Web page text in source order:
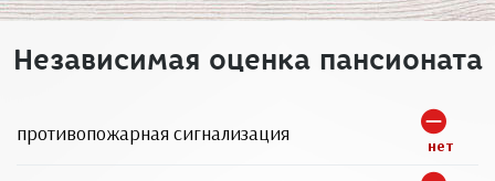
Независимая оценка пансионата
противопожарная сигнализация нет